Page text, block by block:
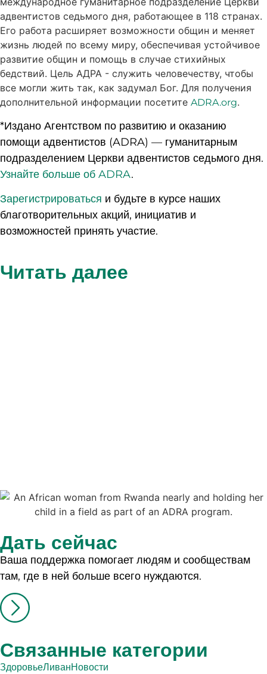
адвентистов седьмого дня, работающее в 118 странах.
Его работа расширяет возможности общин и меняет
жизнь людей по всему миру, обеспечивая устойчивое
развитие общин и помощь в случае стихийных
бедствий. Цель АДРА - служить человечеству, чтобы
все могли жить так, как задумал Бог. Для получения
дополнительной информации посетите ADRA.org.
*Издано Агентством по развитию и оказанию
помощи адвентистов (ADRA) — гуманитарным
подразделением Церкви адвентистов седьмого дня.
Узнайте больше об ADRA.
Зарегистрироваться и будьте в курсе наших
благотворительных акций, инициатив и
возможностей принять участие.
Читать далее
Дать сейчас
Ваша поддержка помогает людям и сообществам
там, где в ней больше всего нуждаются.
Связанные категории
ЗдоровьеЛиванНовости